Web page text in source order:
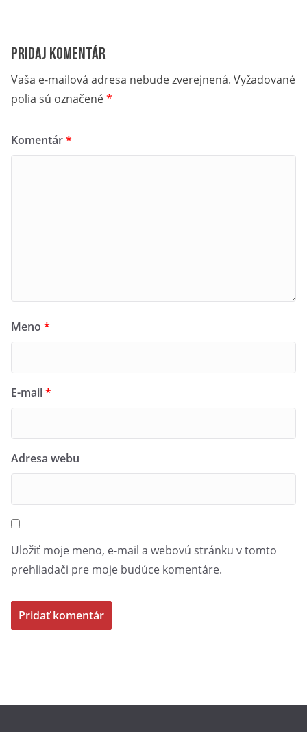
Pridaj komentár
Vaša e-mailová adresa nebude zverejnená. Vyžadované
polia sú označené*
Komentár*
Meno *
E-mail*
Adresa webu
Uložiť moje meno, e-mail a webovú stránku v tomto
prehliadači pre moje budúce komentáre.